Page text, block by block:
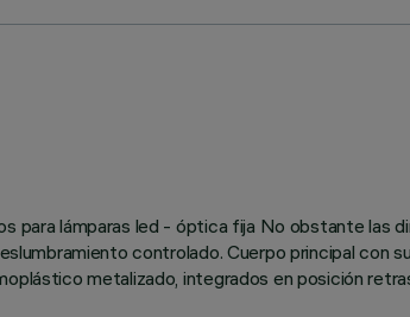
para lámparas led - óptica fija No obstante
controlado. Cuerpo principal con
metalizado, integrados en posición